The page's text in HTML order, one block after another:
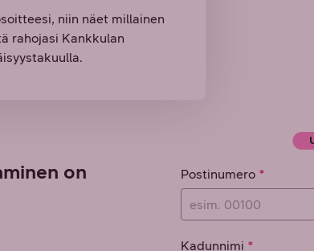
niin näet millainen
rahojasi Kankkulan
on Osoitetiedot
Postinumero
Kadunnimi